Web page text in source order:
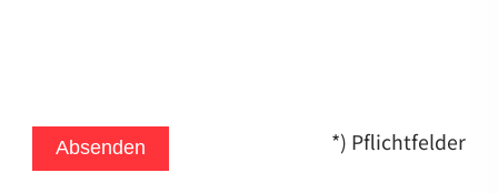
Absenden *) Pflichtfelder